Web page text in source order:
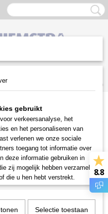
(0)
8.8
gebruikt
verkeersanalyse, het
en het personaliseren van
verlenen we onze sociale
toegang tot informatie over
deze informatie gebruiken in
zij mogelijk hebben verzameld
die u hen hebt verstrekt.
Selectie toestaan